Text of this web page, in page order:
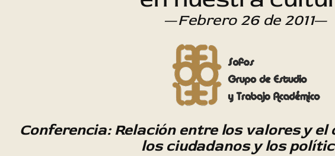
—Febrero 26 de 2011—
Conferencia: Relación entre los valores y
los ciudadanos y los